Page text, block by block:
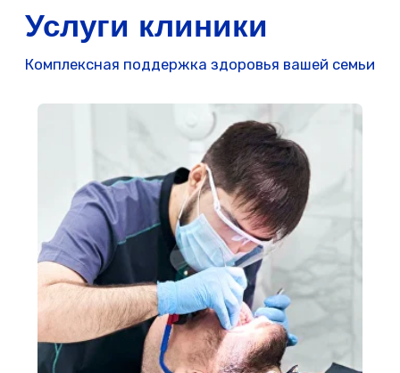
Здесь собрались специалисты, которые
сделают Вашу улыбку неотразимой.
Пародонтолог, Имплантолог
Перейти